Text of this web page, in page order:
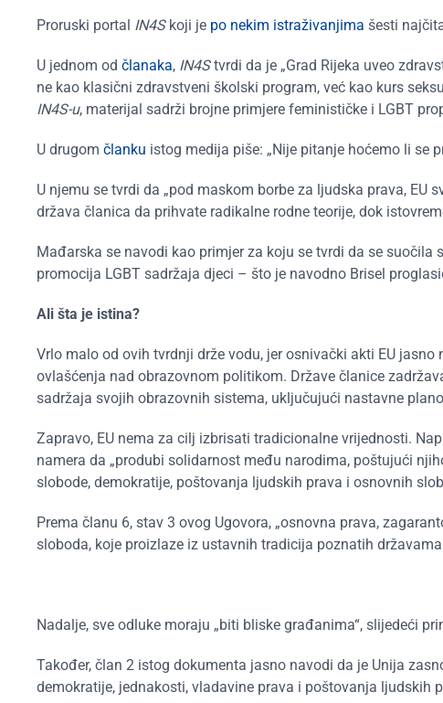
Proruski portal IN4S koji je po nekim istraživanjima šesti
U jednom od članaka, IN4Stvrdi da je „Grad Rijeka uveo
ne kao klasični zdravstveni školski program, već kao kurs
IN4S-u, materijal sadrži brojne primjere feminističke i LGBT
U drugom članku istog medija piše: „Nije pitanje hoćemo li se
U njemu se tvrdi da „pod maskom borbe za ljudska prava, EU
država članica da prihvate radikalne rodne teorije, dok
Mađarska se navodi kao primjer za koju se tvrdi da se
promocija LGBT sadržaja djeci – što je navodno Brisel
Ali šta je istina?
Vrlo malo od ovih tvrdnji drže vodu, jer osnivački akti EU
ovlašćenja nad obrazovnom politikom. Države članice
sadržaja svojih obrazovnih sistema, uključujući nastavne
Zapravo, EU nema za cilj izbrisati tradicionalne vrijednosti.
namera da „produbi solidarnost među narodima, poštujući
slobode, demokratije, poštovanja ljudskih prava i osnovnih
Prema članu 6, stav 3 ovog Ugovora, „osnovna prava,
sloboda, koje proizlaze iz ustavnih tradicija poznatih
Nadalje, sve odluke moraju „biti bliske građanima“, slijedeći
Također, član 2 istog dokumenta jasno navodi da je Unija
demokratije, jednakosti, vladavine prava i poštovanja ljudskih